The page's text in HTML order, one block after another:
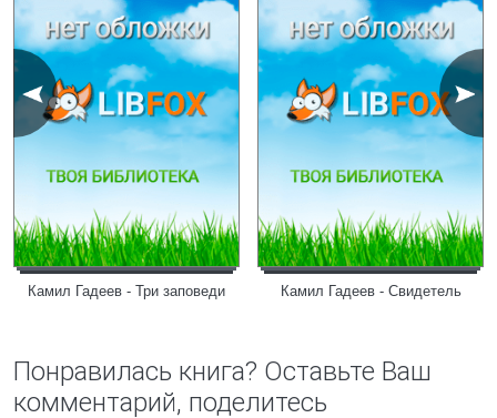
Камил Гадеев - Три заповеди Камил Гадеев - Свидетель
Понравилась книга? Оставьте Ваш
комментарий, поделитесь